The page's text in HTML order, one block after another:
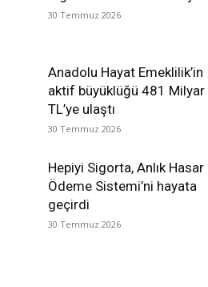
30 Temmuz 2026
Anadolu Hayat Emeklilik’in
aktif büyüklüğü 481 Milyar
TL’ye ulaştı
30 Temmuz 2026
Hepiyi Sigorta, Anlık Hasar
Ödeme Sistemi’ni hayata
geçirdi
30 Temmuz 2026